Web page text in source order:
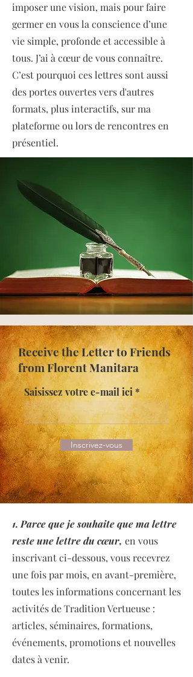
imposer une vision, mais pour faire
germer en vous la conscience d’une
vie simple, profonde et accessible à
tous. J’ai à cœur de vous connaître.
C’est pourquoi ces lettres sont aussi
des portes ouvertes vers d'autres
formats, plus interactifs, sur ma
plateforme ou lors de rencontres en
présentiel.
Receive the Letter to Friends
from Florent Manitara
Saisissez votre e-mail ici
Inscrivez-vous
1. Parce que je souhaite que ma lettre
reste une lettre du cœur, en vous
inscrivant ci-dessous, vous recevrez
une fois par mois, en avant-première,
toutes les informations concernant les
activités de Tradition Vertueuse :
articles, séminaires, formations,
événements, promotions et nouvelles
dates à venir.